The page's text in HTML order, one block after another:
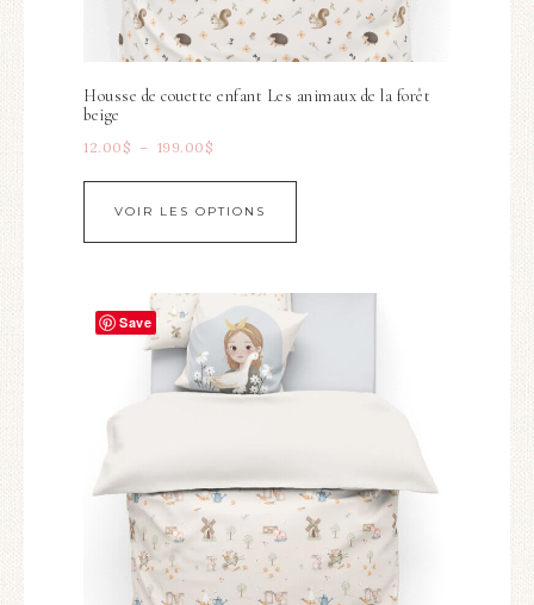
Housse de couette enfant Les animaux de la forêt
beige
12.00 $ – 199.00 $
VOIR LES OPTIONS
Save